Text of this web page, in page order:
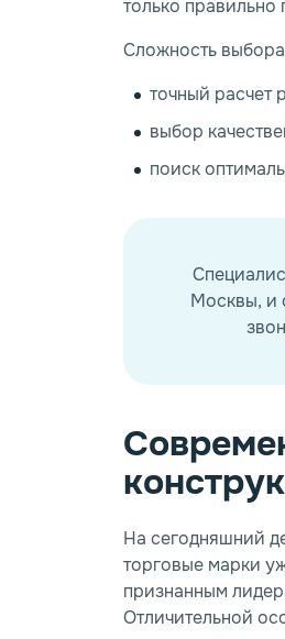
только
Сложность
точный расчет
выбор
поиск
Москвы, и
На сегодняшний
торговые марки
признанным
Отличительной